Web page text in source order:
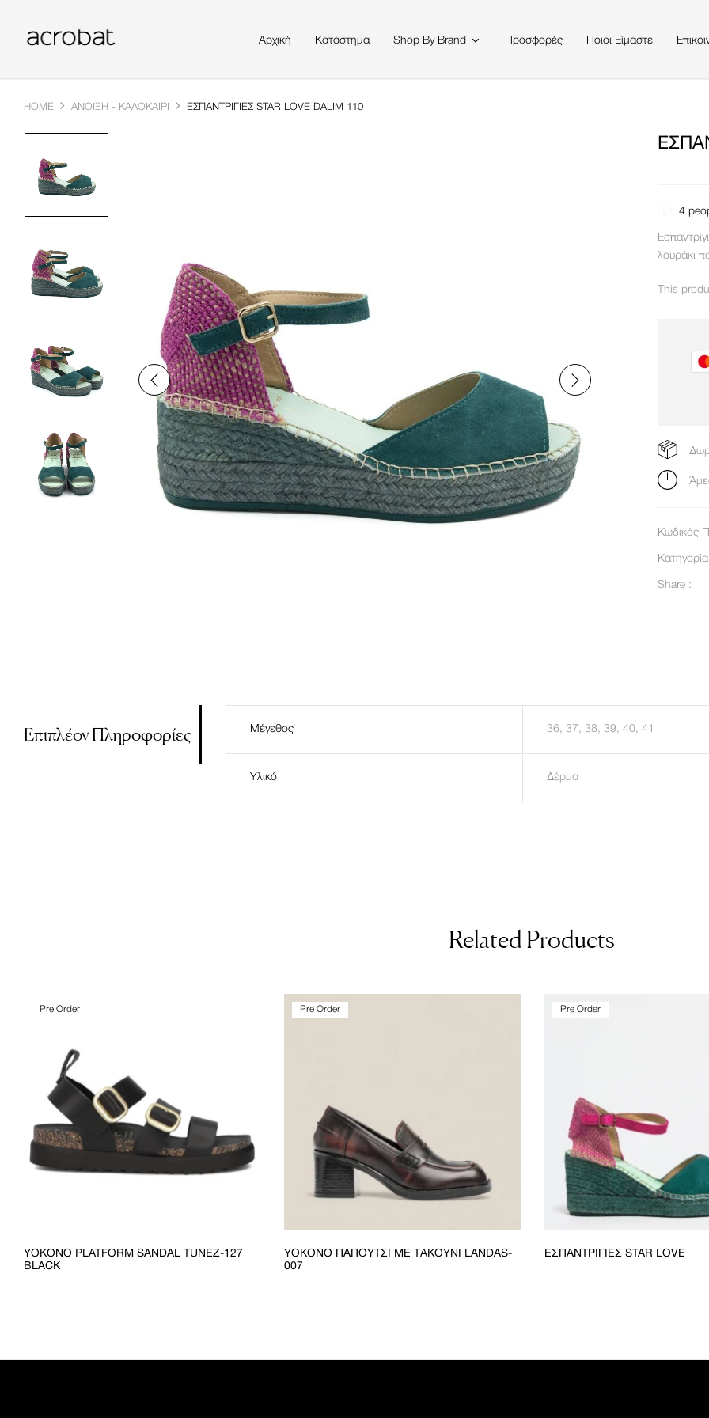
Αρχική Κατάστημα Shop By Brand Προσφορές Ποιοι Είμαστε
HOME ΆΝΟΙΞΗ - ΚΑΛΟΚΑΊΡΙ ΕΣΠΑΝΤΡΊΓΙΕΣ STAR LOVE DALIM 110
4
λουράκι
This
Κωδικός
Share :
Επιπλέον Πληροφορίες Μέγεθος 36, 37, 38, 39, 40, 41
Υλικό Δέρμα
Related Products
Pre Order
YOKONO PLATFORM SANDAL TUNEZ-127
BLACK
Pre Order
YOKONO ΠΑΠΟΎΤΣΙ ΜΕ ΤΑΚΟΎΝΙ LANDAS-
007
Pre Order
ΕΣΠΑΝΤΡΊΓΙΕΣ STAR LOVE